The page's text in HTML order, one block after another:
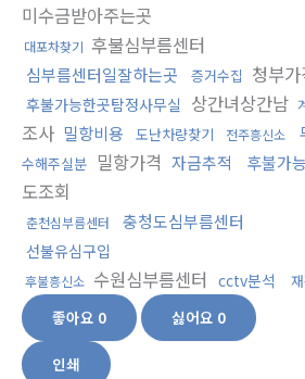
미수금받아주는곳
대포차찾기 후불심부름센터
심부름센터일잘하는곳 증거수집 청부가
후불가능한곳탐정사무실 상간녀상간남
조사 밀항비용 도난차량찾기 전주흥신소
수해주실분 밀항가격 자금추적 후불가
도조회
춘천심부름센터 충청도심부름센터
선불유심구입
후불흥신소 수원심부름센터 cctv분석
좋아요 0 싫어요 0
인쇄